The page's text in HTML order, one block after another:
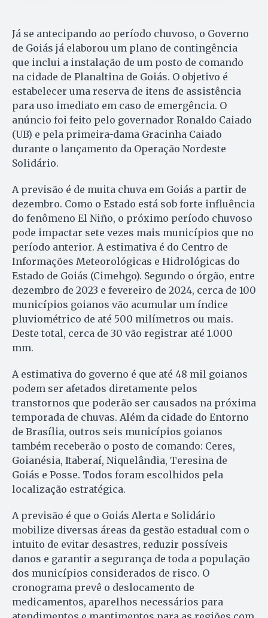
Já se antecipando ao período chuvoso, o Governo
de Goiás já elaborou um plano de contingência
que inclui a instalação de um posto de comando
na cidade de Planaltina de Goiás. O objetivo é
estabelecer uma reserva de itens de assistência
para uso imediato em caso de emergência. O
anúncio foi feito pelo governador Ronaldo Caiado
(UB) e pela primeira-dama Gracinha Caiado
durante o lançamento da Operação Nordeste
Solidário.
A previsão é de muita chuva em Goiás a partir de
dezembro. Como o Estado está sob forte influência
do fenômeno El Niño, o próximo período chuvoso
pode impactar sete vezes mais municípios que no
período anterior. A estimativa é do Centro de
Informações Meteorológicas e Hidrológicas do
Estado de Goiás (Cimehgo). Segundo o órgão, entre
dezembro de 2023 e fevereiro de 2024, cerca de 100
municípios goianos vão acumular um índice
pluviométrico de até 500 milímetros ou mais.
Deste total, cerca de 30 vão registrar até 1.000
mm.
A estimativa do governo é que até 48 mil goianos
podem ser afetados diretamente pelos
transtornos que poderão ser causados na próxima
temporada de chuvas. Além da cidade do Entorno
de Brasília, outros seis municípios goianos
também receberão o posto de comando: Ceres,
Goianésia, Itaberaí, Niquelândia, Teresina de
Goiás e Posse. Todos foram escolhidos pela
localização estratégica.
A previsão é que o Goiás Alerta e Solidário
mobilize diversas áreas da gestão estadual com o
intuito de evitar desastres, reduzir possíveis
danos e garantir a segurança de toda a população
dos municípios considerados de risco. O
cronograma prevê o deslocamento de
medicamentos, aparelhos necessários para